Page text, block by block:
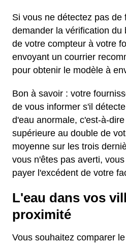
Si vous ne détectez pas de
demander la vérification du
de votre compteur à votre
envoyant un courrier
pour obtenir le modèle à
Bon à savoir : votre
de vous informer s'il
d'eau anormale, c'est-à-
supérieure au double de
moyenne sur les trois
vous n'êtes pas averti,
payer l'excédent de votre
L'eau dans vos
proximité
Vous souhaitez comparer